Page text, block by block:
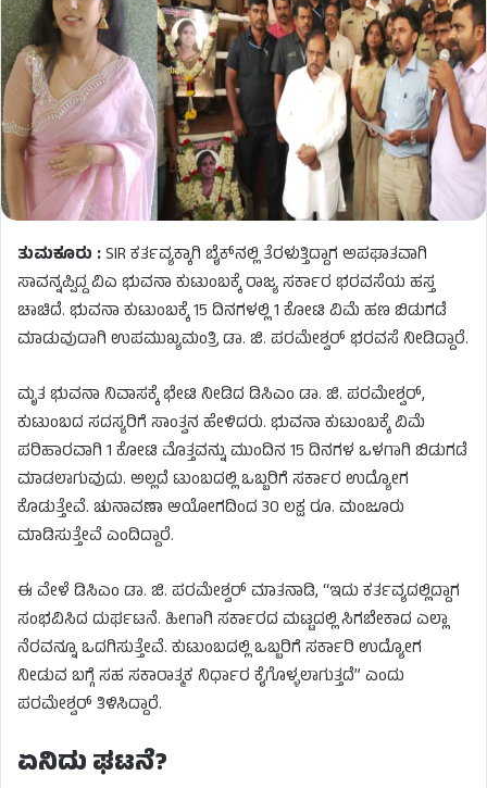
ತುಮಕೂರು :SIR ಕರ್ತವ್ಯಕ್ಕಾಗಿ ಬೈಕ್‌ನಲ್ಲಿ ತೆರಳುತ್ತಿದ್ದಾಗ ಅಪಘಾತವಾಗಿ
ಸಾವನ್ನಪ್ಪಿದ್ದ ವಿಎ ಭುವನಾ ಕುಟುಂಬಕ್ಕೆ ರಾಜ್ಯ ಸರ್ಕಾರ ಭರವಸೆಯ ಹಸ್ತ
ಚಾಚಿದೆ. ಭುವನಾ ಕುಟುಂಬಕ್ಕೆ 15 ದಿನಗಳಲ್ಲಿ 1 ಕೋಟಿ ವಿಮೆ ಹಣ ಬಿಡುಗಡೆ
ಮಾಡುವುದಾಗಿ ಉಪಮುಖ್ಯಮಂತ್ರಿ ಡಾ. ಜಿ. ಪರಮೇಶ್ವರ್ ಭರವಸೆ ನೀಡಿದ್ದಾರೆ.
ಮೃತ ಭುವನಾ ನಿವಾಸಕ್ಕೆ ಭೇಟಿ ನೀಡಿದ ಡಿಸಿಎಂ ಡಾ. ಜಿ. ಪರಮೇಶ್ವರ್,
ಕುಟುಂಬದ ಸದಸ್ಯರಿಗೆ ಸಾಂತ್ವನ ಹೇಳಿದರು. ಭುವನಾ ಕುಟುಂಬಕ್ಕೆ ವಿಮೆ
ಪರಿಹಾರವಾಗಿ 1 ಕೋಟಿ ಮೊತ್ತವನ್ನು ಮುಂದಿನ 15 ದಿನಗಳ ಒಳಗಾಗಿ ಬಿಡುಗಡೆ
ಮಾಡಲಾಗುವುದು. ಅಲ್ಲದೆ ಟುಂಬದಲ್ಲಿ ಒಬ್ಬರಿಗೆ ಸರ್ಕಾರ ಉದ್ಯೋಗ
ಕೊಡುತ್ತೇವೆ. ಚುನಾವಣಾ ಆಯೋಗದಿಂದ 30 ಲಕ್ಷ ರೂ. ಮಂಜೂರು
ಮಾಡಿಸುತ್ತೇವೆ ಎಂದಿದ್ದಾರೆ.
ಈ ವೇಳೆ ಡಿಸಿಎಂ ಡಾ. ಜಿ. ಪರಮೇಶ್ವರ್ ಮಾತನಾಡಿ, “ಇದು ಕರ್ತವ್ಯದಲ್ಲಿದ್ದಾಗ
ಸಂಭವಿಸಿದ ದುರ್ಘಟನೆ. ಹೀಗಾಗಿ ಸರ್ಕಾರದ ಮಟ್ಟದಲ್ಲಿ ಸಿಗಬೇಕಾದ ಎಲ್ಲಾ
ನೆರವನ್ನೂ ಒದಗಿಸುತ್ತೇವೆ. ಕುಟುಂಬದಲ್ಲಿ ಒಬ್ಬರಿಗೆ ಸರ್ಕಾರಿ ಉದ್ಯೋಗ
ನೀಡುವ ಬಗ್ಗೆ ಸಹ ಸಕಾರಾತ್ಮಕ ನಿರ್ಧಾರ ಕೈಗೊಳ್ಳಲಾಗುತ್ತದೆ” ಎಂದು
ಪರಮೇಶ್ವರ್ ತಿಳಿಸಿದ್ದಾರೆ.
ಏನಿದು ಘಟನೆ?